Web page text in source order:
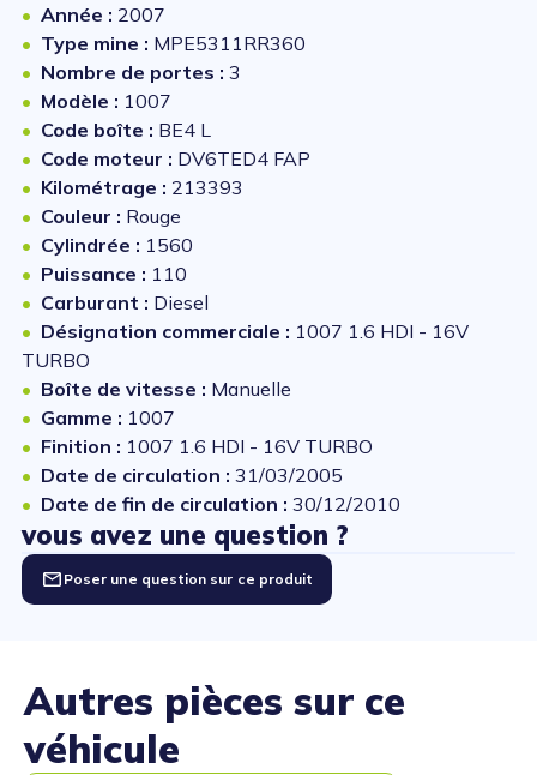
Année : 2007
Type mine : MPE5311RR360
Nombre de portes : 3
Modèle : 1007
Code boîte : BE4 L
Code moteur : DV6TED4 FAP
Kilométrage : 213393
Couleur : Rouge
Cylindrée : 1560
Puissance : 110
Carburant : Diesel
Désignation commerciale : 1007 1.6 HDI - 16V
TURBO
Boîte de vitesse : Manuelle
Gamme : 1007
Finition : 1007 1.6 HDI - 16V TURBO
Date de circulation : 31/03/2005
Date de fin de circulation : 30/12/2010
vous avez une question ?
Poser une question sur ce produit
Autres pièces sur ce
véhicule